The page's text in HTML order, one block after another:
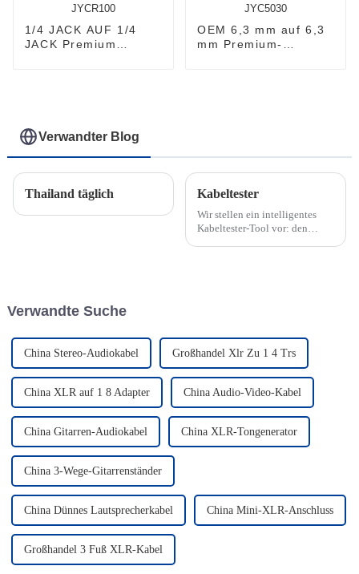
1/4 JACK AUF 1/4
JACK Premium
OEM 6,3 mm auf 6,3
mm Premium-
Verwandter Blog
Thailand täglich Kabeltester
Wir stellen ein intelligentes
Kabeltester-Tool vor: den
Verwandte Suche
China Stereo-Audiokabel Großhandel Xlr Zu 1 4 Trs
China XLR auf 1 8 Adapter China Audio-Video-Kabel
China Gitarren-Audiokabel China XLR-Tongenerator
China 3-Wege-Gitarrenständer
China Dünnes Lautsprecherkabel China Mini-XLR-Anschluss
Großhandel 3 Fuß XLR-Kabel